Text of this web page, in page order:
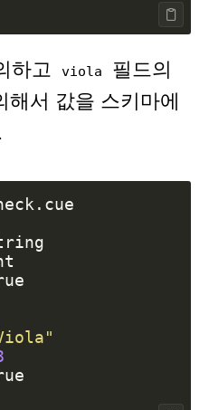
하고 viola
필드의
해서 값을 스키마에